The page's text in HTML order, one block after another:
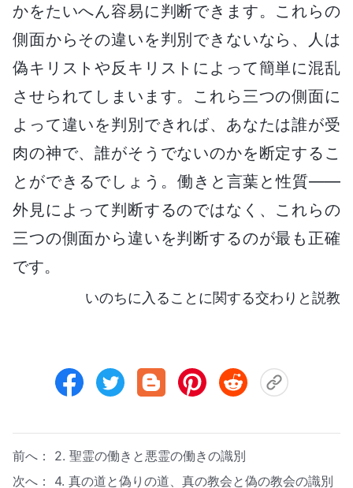
かをたいへん容易に判断できます。これらの
側面からその違いを判別できないなら、人は
偽キリストや反キリストによって簡単に混乱
させられてしまいます。これら三つの側面に
よって違いを判別できれば、あなたは誰が受
肉の神で、誰がそうでないのかを断定するこ
とができるでしょう。働きと言葉と性質――
外見によって判断するのではなく、これらの
三つの側面から違いを判断するのが最も正確
です。
いのちに入ることに関する交わりと説教
前へ： 2. 聖霊の働きと悪霊の働きの識別
次へ： 4. 真の道と偽りの道、真の教会と偽の教会の識別